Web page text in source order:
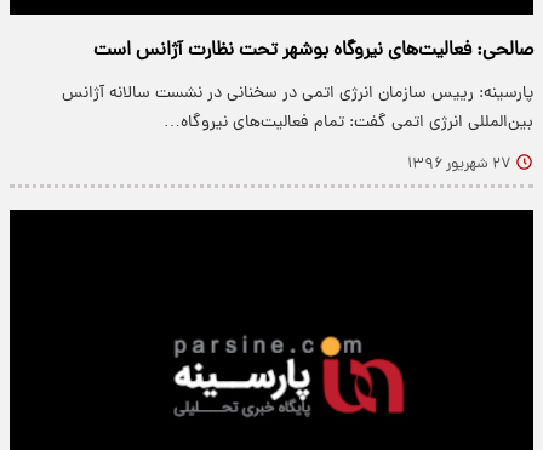
صالحی: فعالیت‌های نیروگاه بوشهر تحت نظارت آژانس است
پارسینه: رییس سازمان انرژی اتمی در سخنانی در نشست سالانه آژانس
بین‌المللی انرژی اتمی گفت: تمام فعالیت‌های نیروگاه…
۲۷ شهریور ۱۳۹۶